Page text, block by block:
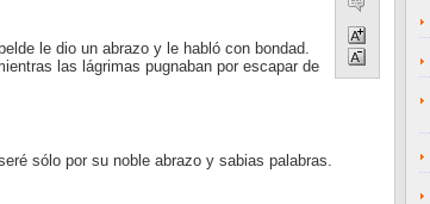
le dio un abrazo y le habló con bondad.
las lágrimas pugnaban por escapar de
sólo por su noble abrazo y sabias palabras.